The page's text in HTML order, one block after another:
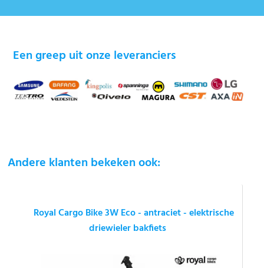
Een greep uit onze leveranciers
Andere klanten bekeken ook:
Royal Cargo Bike 3W Eco - antraciet - elektrische
driewieler bakfiets